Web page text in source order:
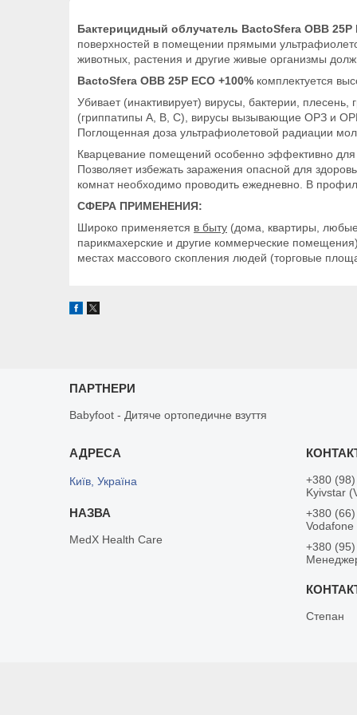
Бактерицидный облучатель BactoSfera OBB 25P
поверхностей в помещении прямыми
животных, растения и другие живые организмы
BactoSfera OBB 25P ECO +100% комплектуется
Убивает (инактивирует) вирусы, бактерии,
(гриппатипы A, B, C), вирусы вызывающие ОРЗ и
Поглощенная доза ультрафиолетовой радиации
Кварцевание помещений особенно эффективно
Позволяет избежать заражения опасной для
комнат необходимо проводить ежедневно. В
СФЕРА ПРИМЕНЕНИЯ:
Широко применяется в быту (дома, квартиры,
парикмахерские и другие коммерческие
местах массового скопления людей (торговые
ПАРТНЕРИ
Babyfoot - Дитяче ортопедичне взуття
Київ, Україна
MedX Health Care
+380
Kyivstar
+380
Vodafone
+380
Степан